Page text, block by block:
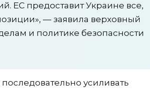
ЕС предоставит Украине все,
— заявила верховный
и политике безопасности
усиливать